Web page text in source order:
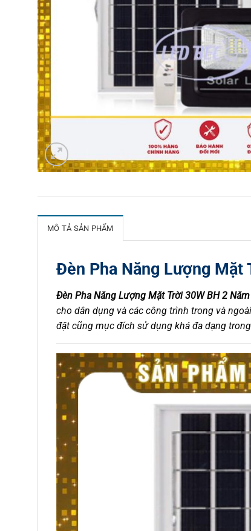
MÔ TẢ SẢN PHẨM
Đèn Pha Năng Lượng Mặt
Đèn Pha Năng Lượng Mặt Trời 30W BH 2 Năm
cho dân dụng và các công trình trong và
đặt cũng mục đích sử dụng khá đa dạng